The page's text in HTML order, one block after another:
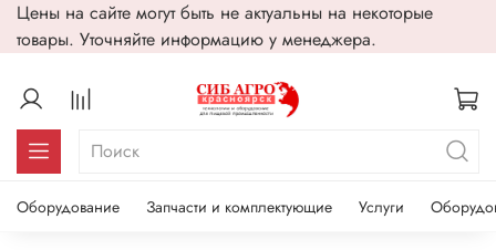
Цены на сайте могут быть не актуальны на некоторые
товары. Уточняйте информацию у менеджера.
Оборудование Запчасти и комплектующие Услуги